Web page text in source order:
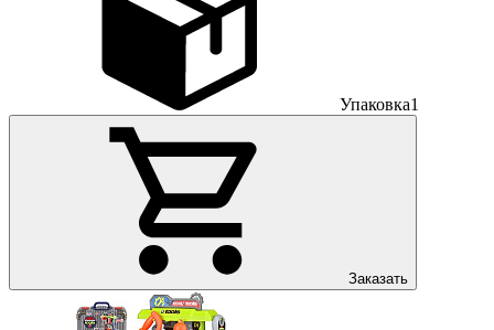
Упаковка1
Заказать